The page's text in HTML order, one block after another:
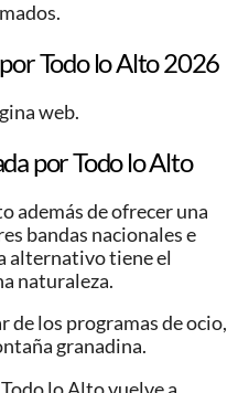
Todo lo Alto 2026
web.
por Todo lo Alto
además de ofrecer una
bandas nacionales e
alternativo tiene el
naturaleza.
los programas de ocio,
granadina.